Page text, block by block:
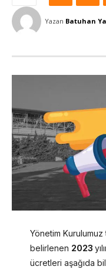
Yazan Batuhan
Yönetim Kurulumuz
belirlenen 2023
ücretleri aşağıda